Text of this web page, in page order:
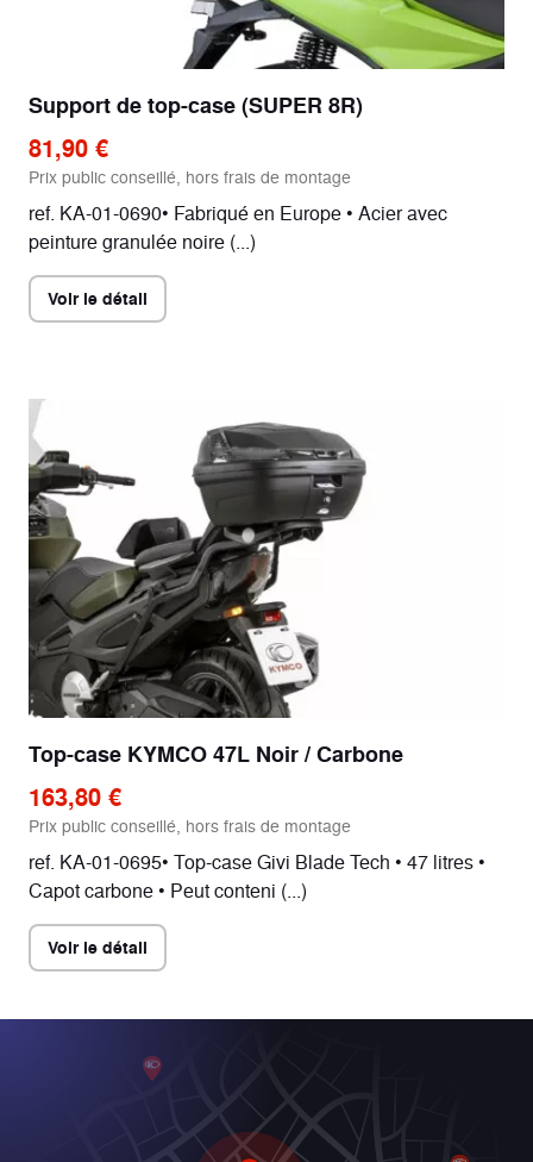
Support de top-case (SUPER 8R)
81,90 €
Prix public conseillé, hors frais de montage
ref. KA-01-0690• Fabriqué en Europe • Acier avec
peinture granulée noire (...)
Voir le détail
Top-case KYMCO 47L Noir / Carbone
163,80 €
Prix public conseillé, hors frais de montage
ref. KA-01-0695• Top-case Givi Blade Tech • 47 litres •
Capot carbone • Peut conteni (...)
Voir le détail